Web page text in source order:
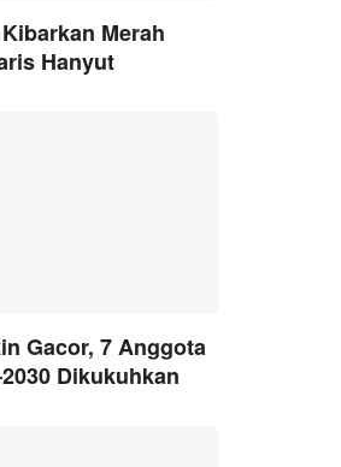
Merah
Hanyut
Gacor, 7 Anggota
Dikukuhkan